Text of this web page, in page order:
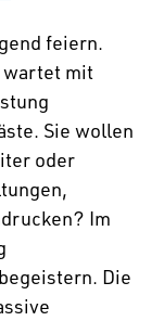
feiern.
wartet mit
Sie wollen
oder
Im
Die